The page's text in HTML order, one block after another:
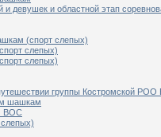
девушек и областной этап
(спорт слепых)
слепых)
слепых)
группы Костромской
шашкам
ВОС